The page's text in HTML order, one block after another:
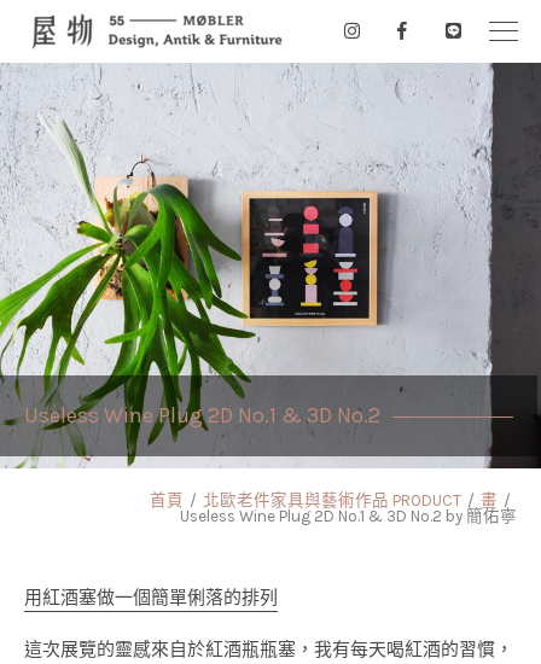
Useless Wine Plug 2D No.1 & 3D No.2
首頁 北歐老件家具與藝術作品 PRODUCT
畫
Useless Wine Plug 2D No.1 & 3D No.2 by 簡佑寧
用紅酒塞做一個簡單俐落的排列
這次展覽的靈感來自於紅酒瓶瓶塞，我有每天喝紅酒的習慣，